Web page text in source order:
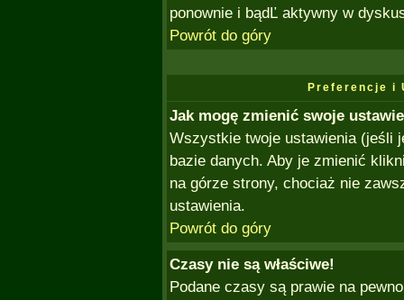
ponownie i bądĽ aktywny w
Powrót do góry
Preferencje i
Jak mogę zmienić swoje
Wszystkie twoje ustawienia (jeśli
bazie danych. Aby je zmienić
na górze strony, chociaż nie
ustawienia.
Powrót do góry
Czasy nie są właściwe!
Podane czasy są prawie na